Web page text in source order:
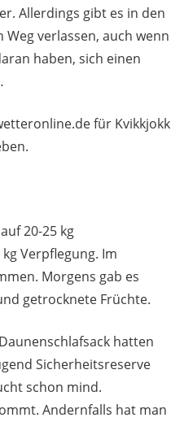
Allerdings gibt es in den
verlassen, auch wenn
haben, sich einen
für Kvikkjokk
20-25 kg
Verpflegung. Im
Morgens gab es
getrocknete Früchte.
hatten
Sicherheitsreserve
schon mind.
Andernfalls hat man